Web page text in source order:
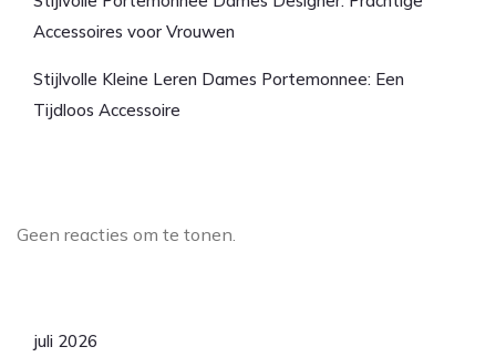
Accessoires voor Vrouwen
Stijlvolle Kleine Leren Dames Portemonnee: Een
Tijdloos Accessoire
Geen reacties om te tonen.
juli 2026